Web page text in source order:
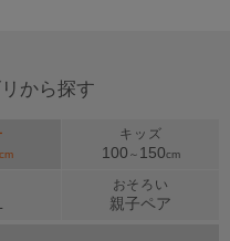
から探す
cm
キッズ
100 ～ 150cm
おそろい
親子ペア